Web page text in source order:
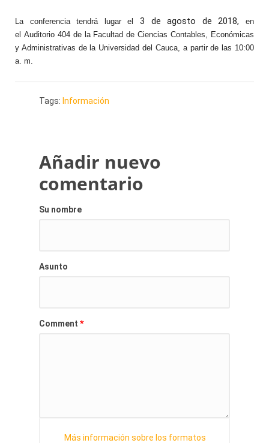
La conferencia tendrá lugar el 3 de agosto de 2018, en
el Auditorio 404 de la Facultad de Ciencias Contables, Económicas
y Administrativas de la Universidad del Cauca, a partir de las 10:00
a. m.
Tags: Información
Añadir nuevo
comentario
Su nombre
Asunto
Comment *
Más información sobre los formatos